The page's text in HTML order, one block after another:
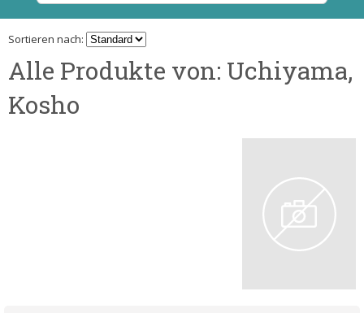
Sortieren nach:
Alle Produkte von: Uchiyama,
Kosho